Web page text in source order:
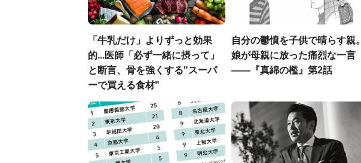
「牛乳だけ」よりずっと効果
的...医師「必ず一緒に摂って」
と断言、骨を強くする"スーパ
ーで買える食材"
自分の鬱憤を子供で晴らす親。
娘が母親に放った痛烈な一言
――『真綿の檻』第2話